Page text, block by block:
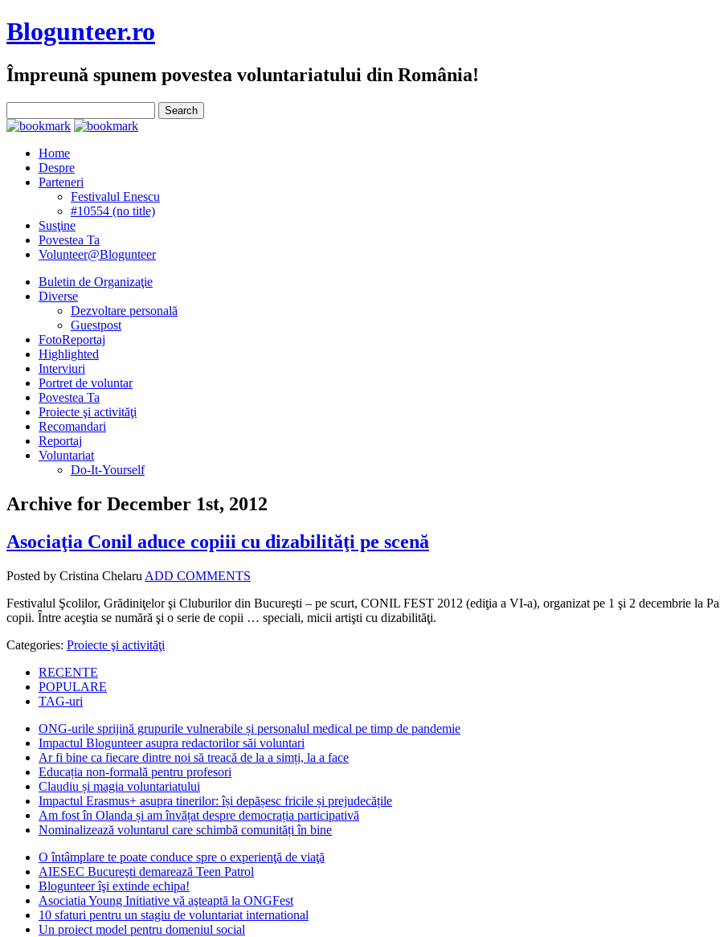
Blogunteer.ro
Împreună spunem povestea voluntariatului din România!
Home
Despre
Parteneri
Festivalul Enescu
#10554 (no title)
Susţine
Povestea Ta
Volunteer@Blogunteer
Buletin de Organizaţie
Diverse
Dezvoltare personală
Guestpost
FotoReportaj
Highlighted
Interviuri
Portret de voluntar
Povestea Ta
Proiecte şi activităţi
Recomandari
Reportaj
Voluntariat
Do-It-Yourself
Archive for December 1st, 2012
Asociaţia Conil aduce copiii cu dizabilităţi pe scenă
Posted by Cristina Chelaru ADD COMMENTS
Festivalul Şcolilor, Grădiniţelor şi Cluburilor din Bucureşti – pe scurt, CONIL FEST 2012 (ediţia a VI-a), organizat pe 1 şi 2 decembrie la
copii. Între aceştia se numără şi o serie de copii … speciali, micii artişti cu dizabilităţi.
Categories: Proiecte şi activităţi
RECENTE
POPULARE
TAG-uri
ONG-urile sprijină grupurile vulnerabile și personalul medical pe timp de pandemie
Impactul Blogunteer asupra redactorilor săi voluntari
Ar fi bine ca fiecare dintre noi să treacă de la a simți, la a face
Educația non-formală pentru profesori
Claudiu și magia voluntariatului
Impactul Erasmus+ asupra tinerilor: își depășesc fricile și prejudecățile
Am fost în Olanda și am învățat despre democrația participativă
Nominalizează voluntarul care schimbă comunități în bine
O întâmplare te poate conduce spre o experienţă de viaţă
AIESEC Bucureşti demarează Teen Patrol
Blogunteer îşi extinde echipa!
Asociatia Young Initiative vă aşteaptă la ONGFest
10 sfaturi pentru un stagiu de voluntariat international
Un proiect model pentru domeniul social